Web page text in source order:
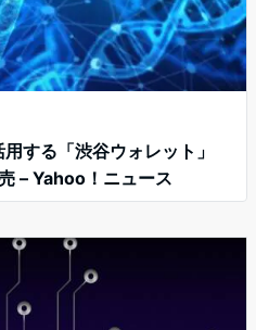
する「渋谷ウォレット」
– Yahoo！ニュース